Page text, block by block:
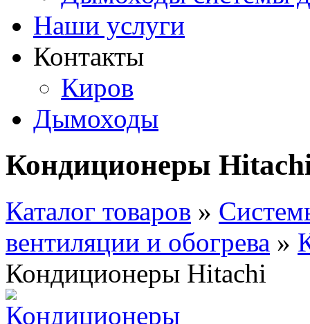
Наши услуги
Контакты
Киров
Дымоходы
Кондиционеры
Каталог товаров »
вентиляции и обогрева »
Кондиционеры Hitachi